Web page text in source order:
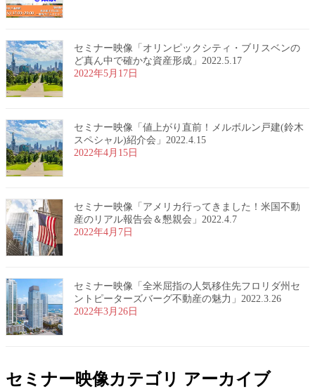
セミナー映像「オリンピックシティ・ブリスベンの
ど真ん中で確かな資産形成」2022.5.17
2022年5月17日
セミナー映像「値上がり直前！メルボルン戸建(鈴木
スペシャル)紹介会」2022.4.15
2022年4月15日
セミナー映像「アメリカ行ってきました！米国不動
産のリアル報告会＆懇親会」2022.4.7
2022年4月7日
セミナー映像「全米屈指の人気移住先フロリダ州セ
ントピーターズバーグ不動産の魅力」2022.3.26
2022年3月26日
セミナー映像カテゴリ アーカイブ